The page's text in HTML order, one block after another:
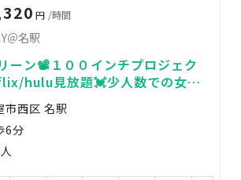
円 /時間
＠名駅
ーン📽️１００インチプロジェク
hulu見放題💓少人数での女子
推し会、撮影に最適
市西区 名駅
6分